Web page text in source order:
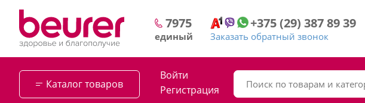
7975
единый
+375(29) 3878939
Заказать обратный звонок
Каталог товаров
Войти
Регистрация